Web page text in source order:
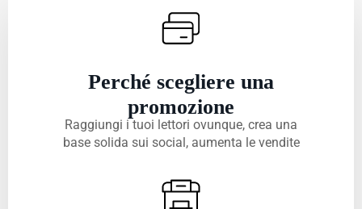
Perché scegliere una
promozione
Raggiungi i tuoi lettori ovunque, crea una
base solida sui social, aumenta le vendite